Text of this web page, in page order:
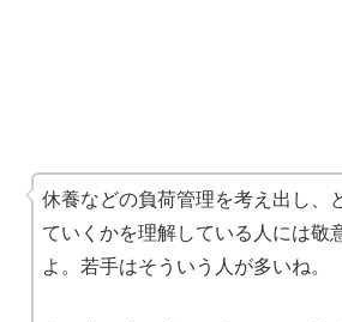
休養などの負荷管理を考え出し、
ていくかを理解している人には敬
よ。若手はそういう人が多いね。